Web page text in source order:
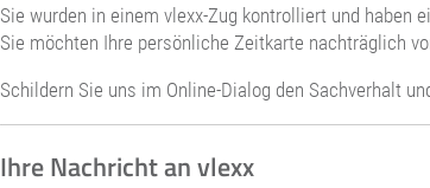
Sie wurden in einem vlexx-Zug kontrolliert und haben
Sie möchten Ihre persönliche Zeitkarte nachträglich
Schildern Sie uns im Online-Dialog den Sachverhalt
Ihre Nachricht an vlexx